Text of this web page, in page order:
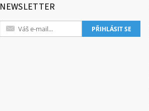
NEWSLETTER